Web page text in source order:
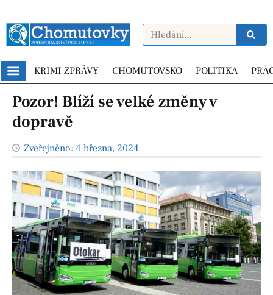
KRIMI ZPRÁVY CHOMUTOVSKO POLITIKA
Pozor! Blíží se velké změny v
dopravě
Zveřejněno: 4 března, 2024